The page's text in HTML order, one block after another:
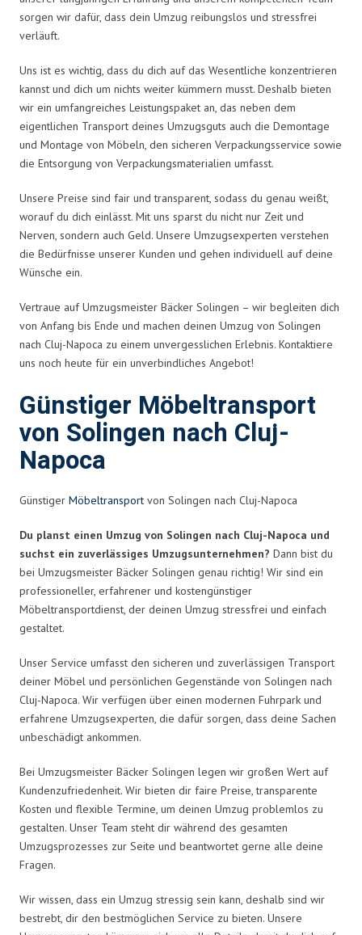
sorgen wir dafür, dass dein Umzug reibungslos und stressfrei
verläuft.
Uns ist es wichtig, dass du dich auf das Wesentliche konzentrieren
kannst und dich um nichts weiter kümmern musst. Deshalb bieten
wir ein umfangreiches Leistungspaket an, das neben dem
eigentlichen Transport deines Umzugsguts auch die Demontage
und Montage von Möbeln, den sicheren Verpackungsservice sowie
die Entsorgung von Verpackungsmaterialien umfasst.
Unsere Preise sind fair und transparent, sodass du genau weißt,
worauf du dich einlässt. Mit uns sparst du nicht nur Zeit und
Nerven, sondern auch Geld. Unsere Umzugsexperten verstehen
die Bedürfnisse unserer Kunden und gehen individuell auf deine
Wünsche ein.
Vertraue auf Umzugsmeister Bäcker Solingen – wir begleiten dich
von Anfang bis Ende und machen deinen Umzug von Solingen
nach Cluj-Napoca zu einem unvergesslichen Erlebnis. Kontaktiere
uns noch heute für ein unverbindliches Angebot!
Günstiger Möbeltransport
von Solingen nach Cluj-
Napoca
Günstiger Möbeltransport von Solingen nach Cluj-Napoca
Du planst einen Umzug von Solingen nach Cluj-Napoca und
suchst ein zuverlässiges Umzugsunternehmen? Dann bist du
bei Umzugsmeister Bäcker Solingen genau richtig! Wir sind ein
professioneller, erfahrener und kostengünstiger
Möbeltransportdienst, der deinen Umzug stressfrei und einfach
gestaltet.
Unser Service umfasst den sicheren und zuverlässigen Transport
deiner Möbel und persönlichen Gegenstände von Solingen nach
Cluj-Napoca. Wir verfügen über einen modernen Fuhrpark und
erfahrene Umzugsexperten, die dafür sorgen, dass deine Sachen
unbeschädigt ankommen.
Bei Umzugsmeister Bäcker Solingen legen wir großen Wert auf
Kundenzufriedenheit. Wir bieten dir faire Preise, transparente
Kosten und flexible Termine, um deinen Umzug problemlos zu
gestalten. Unser Team steht dir während des gesamten
Umzugsprozesses zur Seite und beantwortet gerne alle deine
Fragen.
Wir wissen, dass ein Umzug stressig sein kann, deshalb sind wir
bestrebt, dir den bestmöglichen Service zu bieten. Unsere